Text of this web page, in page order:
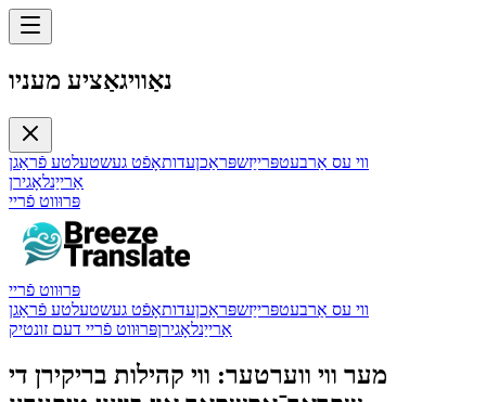
נאַוויגאַציע מעניו
ווי עס אַרבעטפּרייַזשפּראַכןעדותאָפֿט געשטעלטע פֿראַגן
אַרייַנלאָגירן
פּרוּווט פֿריי
פּרוּווט פֿריי
ווי עס אַרבעטפּרייַזשפּראַכןעדותאָפֿט געשטעלטע פֿראַגן
אַרייַנלאָגירןפּרוּווט פֿריי דעם זונטיק
מער ווי ווערטער: ווי קהילות בריקירן די